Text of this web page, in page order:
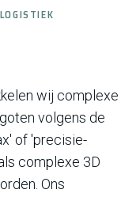
LOGISTIEK
wij complexe
volgens de
of 'precisie-
complexe 3D
Ons